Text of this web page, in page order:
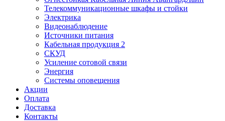
Телекоммуникационные шкафы и стойки
Электрика
Видеонаблюдение
Источники питания
Кабельная продукция 2
СКУД
Усиление сотовой связи
Энергия
Системы оповещения
Акции
Оплата
Доставка
Контакты